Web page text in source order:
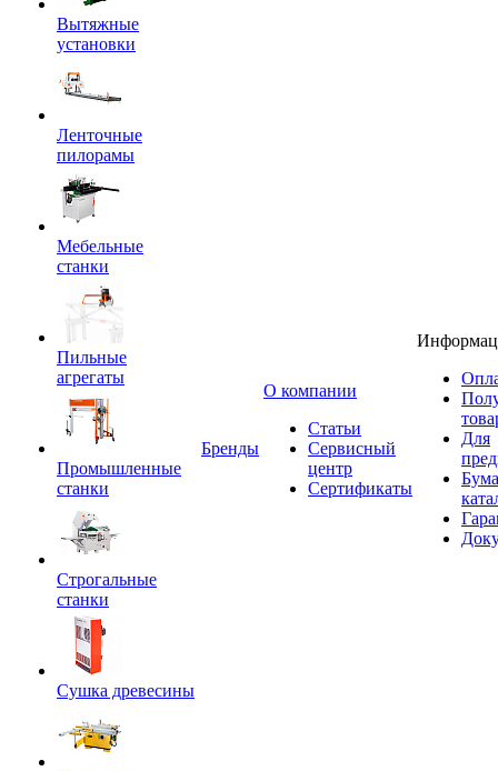
Вытяжные
установки
Ленточные
пилорамы
Мебельные
станки
Пильные
агрегаты
Промышленные
станки
Строгальные
станки
Сушка древесины
Бренды
O компании
Статьи
Сервисный
центр
Сертификаты
Для